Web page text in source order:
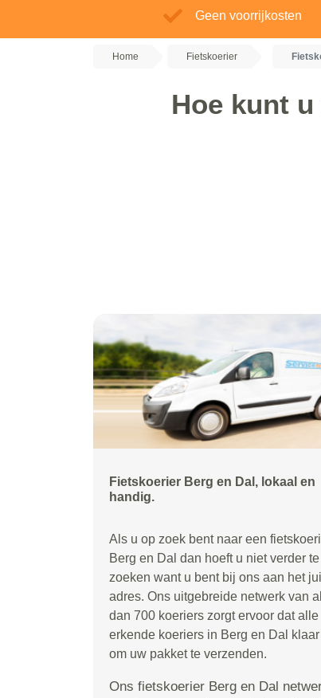
Geen voorrijkosten
Home Fietskoerier
Hoe kunt
Fietskoerier Berg en Dal, lokaal en
handig.
Als u op zoek bent naar een
Berg en Dal dan hoeft u niet verder te
zoeken want u bent bij ons aan het
adres. Ons uitgebreide netwerk van
dan 700 koeriers zorgt ervoor dat alle
erkende koeriers in Berg en Dal
om uw pakket te verzenden.
Ons fietskoerier Berg en Dal